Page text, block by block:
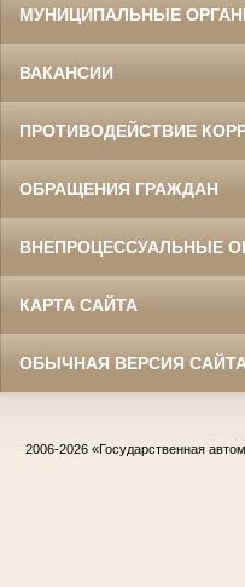
МУНИЦИПАЛЬНЫЕ
ВАКАНСИИ
ПРОТИВОДЕЙСТВИЕ
ОБРАЩЕНИЯ ГРАЖДАН
ВНЕПРОЦЕССУАЛЬНЫЕ
КАРТА САЙТА
ОБЫЧНАЯ ВЕРСИЯ
2006-2026 «Государственная